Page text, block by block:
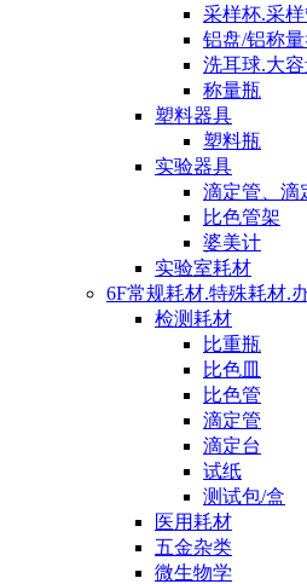
采样杯.采
铝盘/铝称
洗耳球.大
称量瓶
塑料器具
塑料瓶
实验器具
滴定管、滴
比色管架
婆美计
实验室耗材
6F常规耗材.特殊耗材.
检测耗材
比重瓶
比色皿
比色管
滴定管
滴定台
试纸
测试包/盒
医用耗材
五金杂类
微生物学